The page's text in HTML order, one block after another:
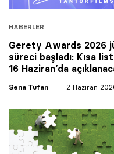
HABERLER
Gerety Awards 2026
süreci başladı: Kısa
16 Haziran’da
Sena Tufan 2 Haziran